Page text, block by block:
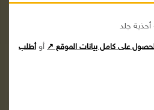
جلد
على كامل بيانات الموقع ↗ أوأطلب